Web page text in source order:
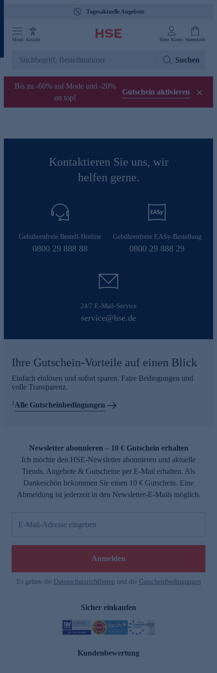
Tagesaktuelle Angebote
Menü Ansicht Mein Konto Warenkorb
Suchen
Bis zu -60% auf Mode und -20%
on top!
Gutschein aktivieren
Kontaktieren Sie uns, wir
helfen gerne.
Gebührenfreie Bestell-Hotline
0800 29 888 88
Gebührenfreie EASy-Bestellung
0800 29 888 29
24/7 E-Mail-Service
service@hse.de
Ihre Gutschein-Vorteile auf einen Blick
Einfach einlösen und sofort sparen. Faire Bedingungen und
volle Transparenz.
1Alle Gutscheinbedingungen
Newsletter abonnieren – 10 € Gutschein erhalten
Ich möchte den HSE-Newsletter abonnieren und aktuelle
Trends, Angebote & Gutscheine per E-Mail erhalten. Als
Dankeschön bekommen Sie einen 10 € Gutschein. Eine
Abmeldung ist jederzeit in den Newsletter-E-Mails möglich.
E-Mail-Adresse eingeben
Anmelden
Es gelten die Datenschutzrichtlinien und die Gutscheinbedingungen
Sicher einkaufen
Kundenbewertung